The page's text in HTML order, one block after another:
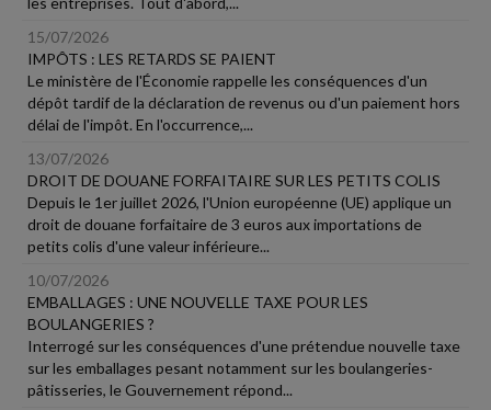
15/07/2026
IMPÔTS : LES RETARDS SE PAIENT
Le ministère de l'Économie rappelle les conséquences d'un
dépôt tardif de la déclaration de revenus ou d'un paiement hors
délai de l'impôt. En l'occurrence,...
13/07/2026
DROIT DE DOUANE FORFAITAIRE SUR LES PETITS COLIS
Depuis le 1er juillet 2026, l'Union européenne (UE) applique un
droit de douane forfaitaire de 3 euros aux importations de
petits colis d'une valeur inférieure...
10/07/2026
EMBALLAGES : UNE NOUVELLE TAXE POUR LES
BOULANGERIES ?
Interrogé sur les conséquences d'une prétendue nouvelle taxe
sur les emballages pesant notamment sur les boulangeries-
pâtisseries, le Gouvernement répond...